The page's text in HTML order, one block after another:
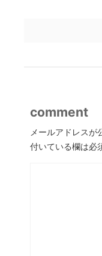
comment
メールアドレスが
付いている欄は必